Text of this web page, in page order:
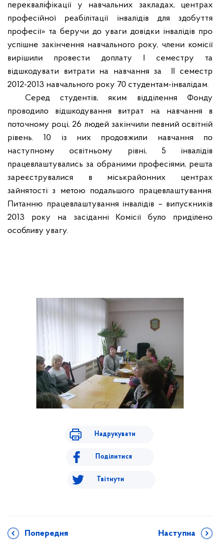
перекваліфікації у навчальних закладах, центрах
професійної реабілітації інвалідів для здобуття
професії» та беручи до уваги довідки інвалідів про
успішне закінчення навчального року, члени комісії
вирішили провести доплату І семестру та
відшкодувати витрати на навчання за
ІІ семестр
2012-2013 навчального року 70 студентам-інвалідам.
Серед студентів, яким відділення Фонду
проводило відшкодування витрат на навчання в
поточному році, 26 людей закінчили певний освітній
рівень. 10 із них продовжили навчання по
наступному освітньому рівні, 5 інвалідів
працевлаштувались за обраними професіями, решта
зареєструвалися в міськрайонних центрах
зайнятості з метою подальшого працевлаштування.
Питанню працевлаштування інвалідів – випускників
2013 року на засіданні Комісії було приділено
особливу увагу.
Надрукувати
Поділитися
Твітнути
Попередня Наступна